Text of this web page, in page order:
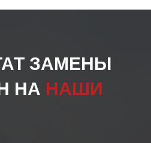
ЗАМЕНЫ
НА НАШИ